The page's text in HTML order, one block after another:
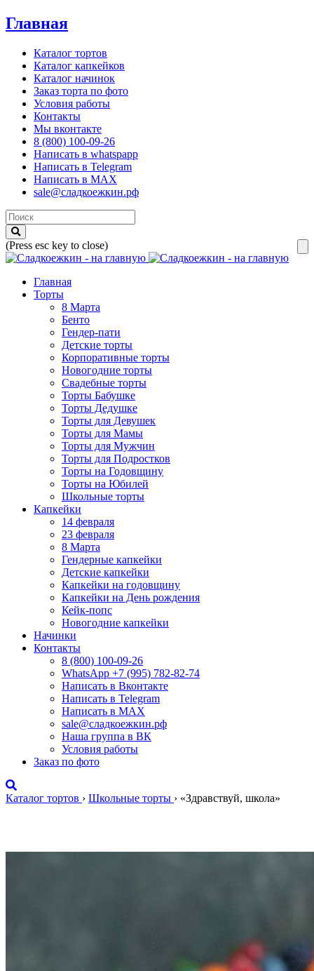
Главная
Каталог тортов
Каталог капкейков
Каталог начинок
Заказ торта по фото
Условия работы
Контакты
Мы вконтакте
8 (800) 100-09-26
Написать в whatspapp
Написать в Telegram
Написать в MAX
sale@сладкоежкин.рф
(Press esc key to close)
Главная
Торты
8 Марта
Бенто
Гендер-пати
Детские торты
Корпоративные торты
Новогодние торты
Свадебные торты
Торты Бабушке
Торты Дедушке
Торты для Девушек
Торты для Мамы
Торты для Мужчин
Торты для Подростков
Торты на Годовщину
Торты на Юбилей
Школьные торты
Капкейки
14 февраля
23 февраля
8 Марта
Гендерные капкейки
Детские капкейки
Капкейки на годовщину
Капкейки на День рождения
Кейк-попс
Новогодние капкейки
Начинки
Контакты
8 (800) 100-09-26
WhatsApp +7 (995) 782-82-74
Написать в Вконтакте
Написать в Telegram
Написать в MAX
sale@сладкоежкин.рф
Наша группа в ВК
Условия работы
Заказ по фото
Каталог тортов › Школьные торты › «Здравствуй, школа»